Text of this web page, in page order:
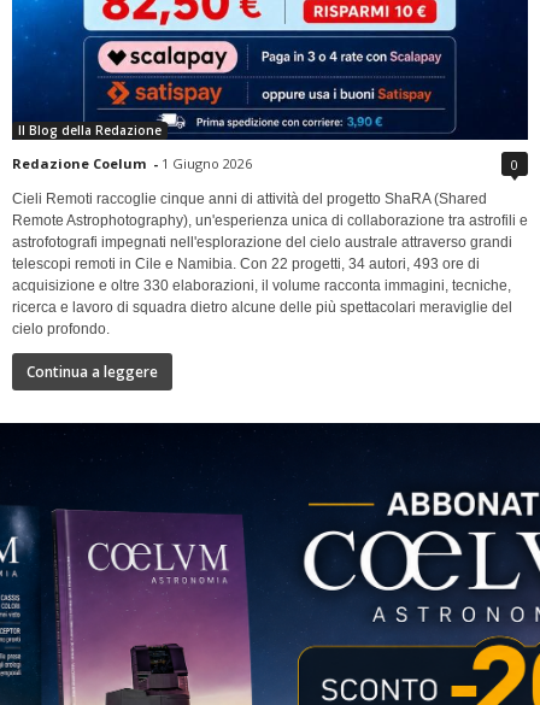
Il Blog della Redazione
Redazione Coelum - 1 Giugno 2026 0
Cieli Remoti raccoglie cinque anni di attività del progetto ShaRA (Shared
Remote Astrophotography), un'esperienza unica di collaborazione tra astrofili e
astrofotografi impegnati nell'esplorazione del cielo australe attraverso grandi
telescopi remoti in Cile e Namibia. Con 22 progetti, 34 autori, 493 ore di
acquisizione e oltre 330 elaborazioni, il volume racconta immagini, tecniche,
ricerca e lavoro di squadra dietro alcune delle più spettacolari meraviglie del
cielo profondo.
Continua a leggere